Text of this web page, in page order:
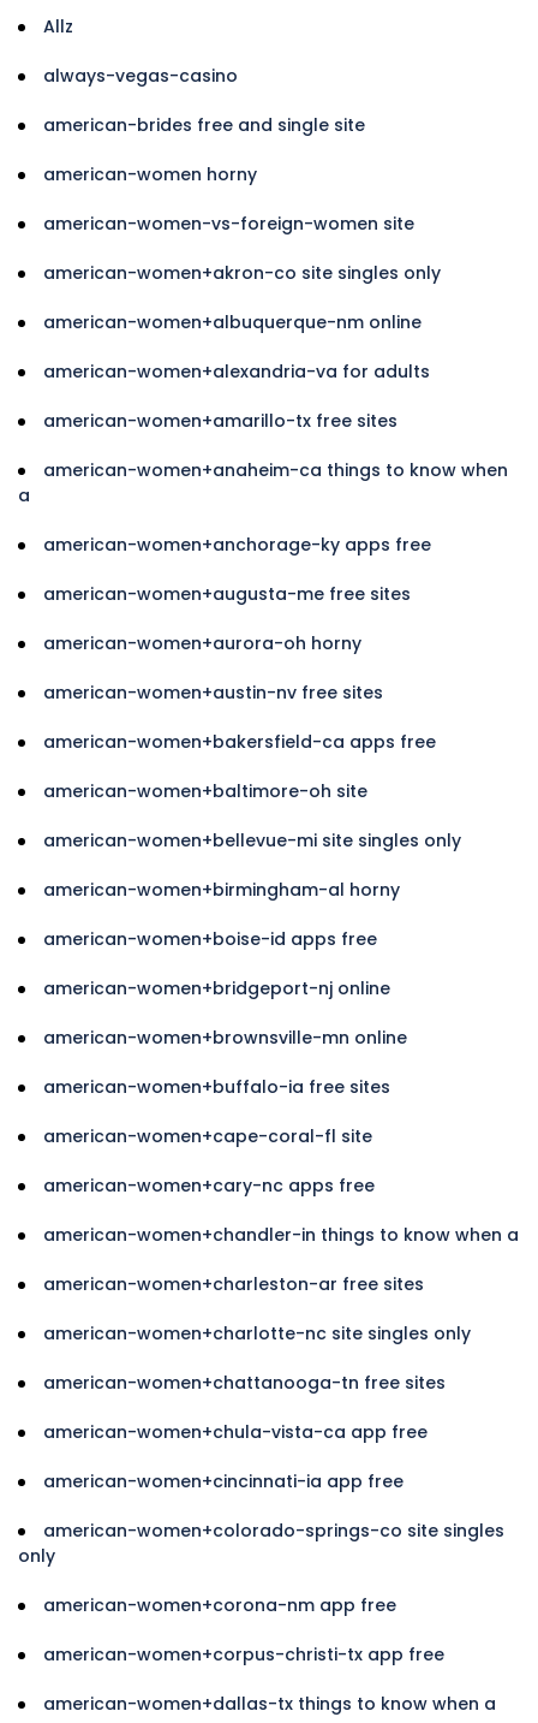
Allz
always-vegas-casino
american-brides free and single site
american-women horny
american-women-vs-foreign-women site
american-women+akron-co site singles only
american-women+albuquerque-nm online
american-women+alexandria-va for adults
american-women+amarillo-tx free sites
american-women+anaheim-ca things to know when
a
american-women+anchorage-ky apps free
american-women+augusta-me free sites
american-women+aurora-oh horny
american-women+austin-nv free sites
american-women+bakersfield-ca apps free
american-women+baltimore-oh site
american-women+bellevue-mi site singles only
american-women+birmingham-al horny
american-women+boise-id apps free
american-women+bridgeport-nj online
american-women+brownsville-mn online
american-women+buffalo-ia free sites
american-women+cape-coral-fl site
american-women+cary-nc apps free
american-women+chandler-in things to know when a
american-women+charleston-ar free sites
american-women+charlotte-nc site singles only
american-women+chattanooga-tn free sites
american-women+chula-vista-ca app free
american-women+cincinnati-ia app free
american-women+colorado-springs-co site singles
only
american-women+corona-nm app free
american-women+corpus-christi-tx app free
american-women+dallas-tx things to know when a